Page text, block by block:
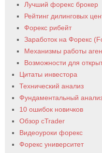
Лучший форекс брокер
Рейтинг дилинговых
Форекс рибейт
Заработок на Форекс
Механизмы работы
Возможности для
Цитаты инвестора
Технический анализ
Фундаментальный
10 ошибок новичков
Обзор cTrader
Видеоуроки форекс
Форекс университет